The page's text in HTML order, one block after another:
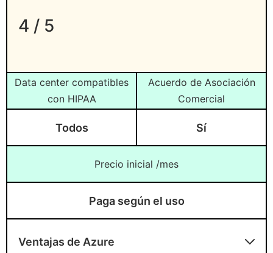
4 / 5
Data center compatibles
con HIPAA
Todos
Acuerdo de Asociación
Comercial
Sí
Precio inicial /mes
Paga según el uso
Ventajas de Azure